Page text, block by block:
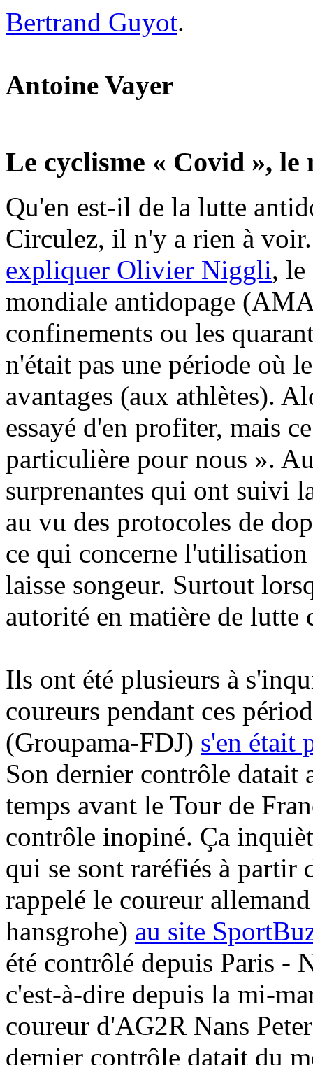
Bertrand Guyot.
Antoine Vayer
Le cyclisme « Covid », le
Qu'en est-il de la lutte
Circulez, il n'y a rien à
expliquer Olivier Niggli, le
mondiale antidopage
confinements ou les
n'était pas une période où
avantages (aux athlètes).
essayé d'en profiter, mais
particulière pour nous ».
surprenantes qui ont suivi
au vu des protocoles de
ce qui concerne
laisse songeur. Surtout
autorité en matière de lutte
Ils ont été plusieurs à
coureurs pendant ces
(Groupama-FDJ) s'en était
Son dernier contrôle datait
temps avant le Tour de
contrôle inopiné. Ça
qui se sont raréfiés à partir
rappelé le coureur
hansgrohe) au site
été contrôlé depuis Paris -
c'est-à-dire depuis la mi-
coureur d'AG2R Nans
dernier contrôle datait du